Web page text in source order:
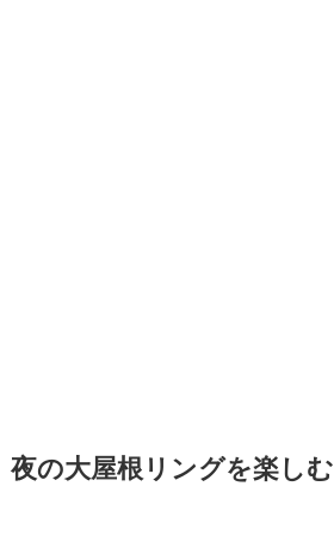
夜の大屋根リングを楽しむ